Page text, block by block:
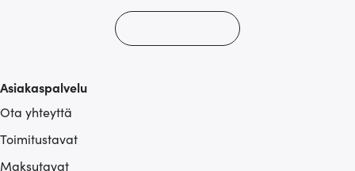
Asiakaspalvelu
Ota yhteyttä
Toimitustavat
Maksutavat